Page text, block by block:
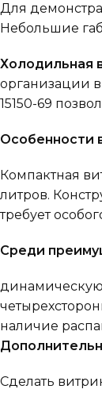
Для
Небольшие
Холодильная
организации
15150-69
Особенности
Компактная
литров.
требует
Среди
наличие
Сделать